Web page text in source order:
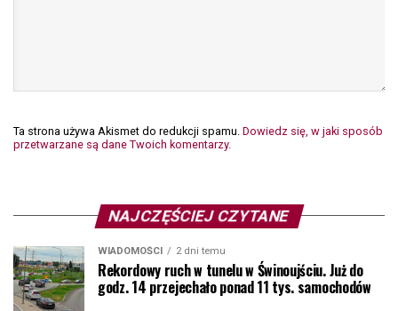
Ta strona używa Akismet do redukcji spamu. Dowiedz się, w jaki sposób
przetwarzane są dane Twoich komentarzy.
NAJCZĘŚCIEJ CZYTANE
WIADOMOŚCI 2 dni temu
Rekordowy ruch w tunelu w Świnoujściu. Już do
godz. 14 przejechało ponad 11 tys. samochodów